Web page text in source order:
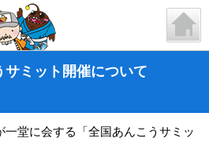
ミット開催について
堂に会する「全国あんこうサミッ